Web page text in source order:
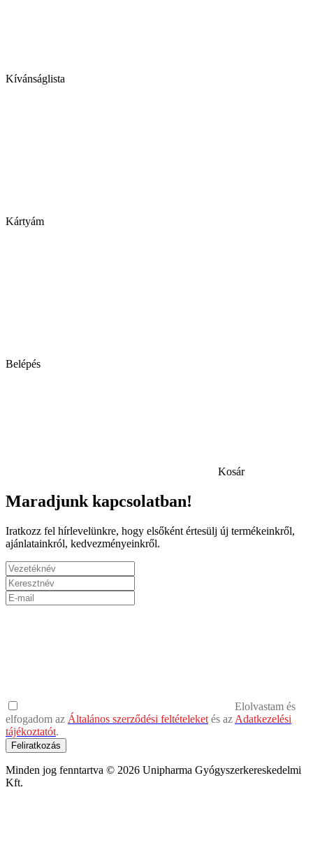
Kívánságlista
Kártyám
Belépés
Kosár
Maradjunk kapcsolatban!
Iratkozz fel hírlevelünkre, hogy elsőként értesülj új termékeinkről,
ajánlatainkról, kedvezményeinkről.
Elolvastam és
elfogadom az Általános szerződési feltételeket és az Adatkezelési
tájékoztatót.
Feliratkozás
Minden jog fenntartva © 2026 Unipharma Gyógyszerkereskedelmi
Kft.